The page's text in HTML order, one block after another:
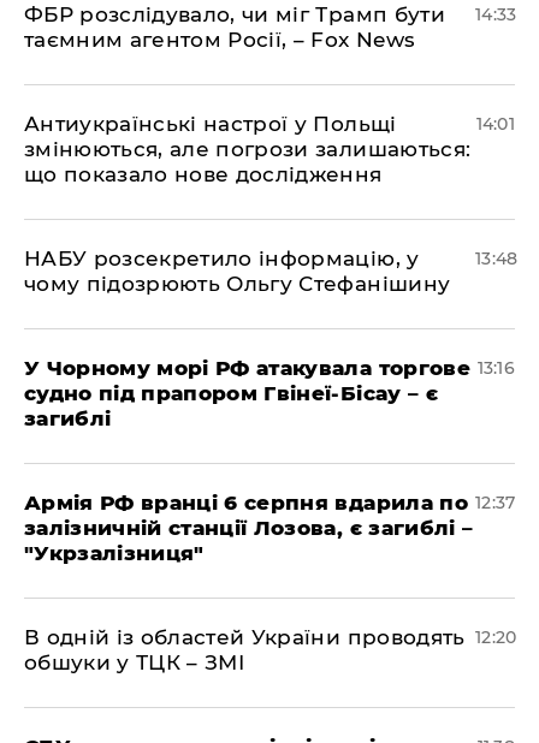
ФБР розслідувало, чи міг Трамп бути
таємним агентом Росії, – Fox News
14:33
Антиукраїнські настрої у Польщі
змінюються, але погрози залишаються:
що показало нове дослідження
14:01
НАБУ розсекретило інформацію, у
чому підозрюють Ольгу Стефанішину
13:48
У Чорному морі РФ атакувала торгове
судно під прапором Гвінеї-Бісау – є
загиблі
13:16
Армія РФ вранці 6 серпня вдарила по
залізничній станції Лозова, є загиблі –
"Укрзалізниця"
12:37
В одній із областей України проводять
обшуки у ТЦК – ЗМІ
12:20